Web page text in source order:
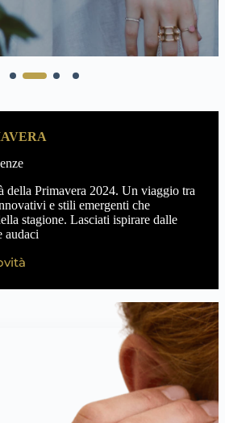
della Primavera 2024. Un viaggio tra
e stili emergenti che
stagione. Lasciati ispirare dalle
audaci